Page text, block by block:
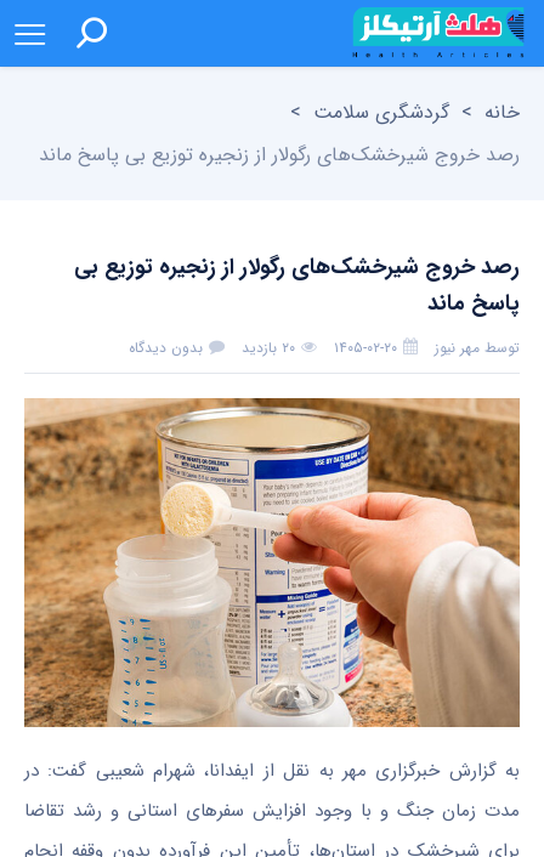
خانه > گردشگری سلامت >
رصد خروج شیرخشک‌های رگولار از زنجیره توزیع بی پاسخ ماند
رصد خروج شیرخشک‌های رگولار از زنجیره توزیع بی
پاسخ ماند
توسط مهر نیوز ۱۴۰۵-۰۲-۲۰ ۲۰ بازدید بدون دیدگاه
به گزارش خبرگزاری مهر به نقل از ایفدانا، شهرام شعیبی گفت: در
مدت زمان جنگ و با وجود افزایش سفرهای استانی و رشد تقاضا